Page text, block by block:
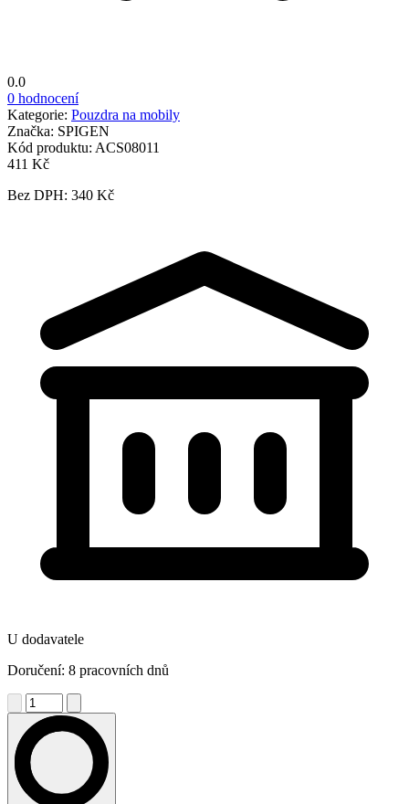
0.0
0 hodnocení
Kategorie: Pouzdra na mobily
Značka: SPIGEN
Kód produktu: ACS08011
411 Kč
Bez DPH: 340 Kč
U dodavatele
Doručení: 8 pracovních dnů